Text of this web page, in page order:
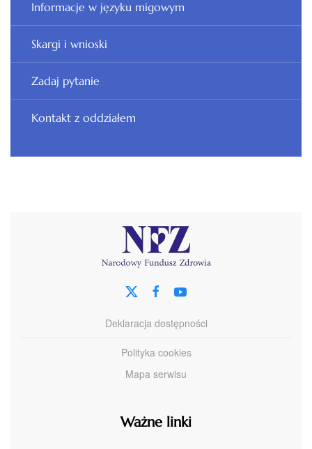
Informacje w języku migowym
Skargi i wnioski
Zadaj pytanie
Kontakt z oddziałem
Deklaracja dostępności
Polityka cookies
Mapa serwisu
Ważne linki